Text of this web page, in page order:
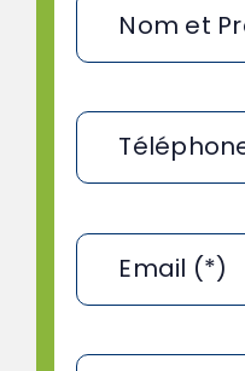
Nom et
Email (*)